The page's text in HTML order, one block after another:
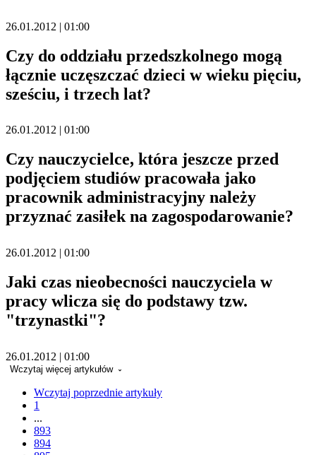
26.01.2012 | 01:00
Czy do oddziału przedszkolnego mogą
łącznie uczęszczać dzieci w wieku pięciu,
sześciu, i trzech lat?
26.01.2012 | 01:00
Czy nauczycielce, która jeszcze przed
podjęciem studiów pracowała jako
pracownik administracyjny należy
przyznać zasiłek na zagospodarowanie?
26.01.2012 | 01:00
Jaki czas nieobecności nauczyciela w
pracy wlicza się do podstawy tzw.
"trzynastki"?
26.01.2012 | 01:00
Wczytaj więcej artykułów
Wczytaj poprzednie artykuły
1
...
893
894